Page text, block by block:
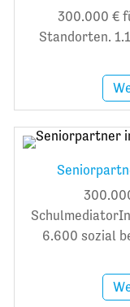
300.000 €
Standorten.
6.600 sozial